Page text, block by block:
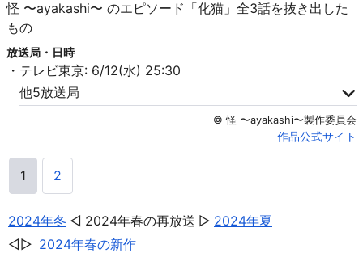
怪 〜ayakashi〜 のエピソード「化猫」全3話を抜き出した
もの
放送局・日時
・テレビ東京: 6/12(水) 25:30
他5放送局
© 怪 〜ayakashi〜製作委員会
作品公式サイト
1 2
2024年冬 2024年春の再放送
2024年夏
2024年春の新作